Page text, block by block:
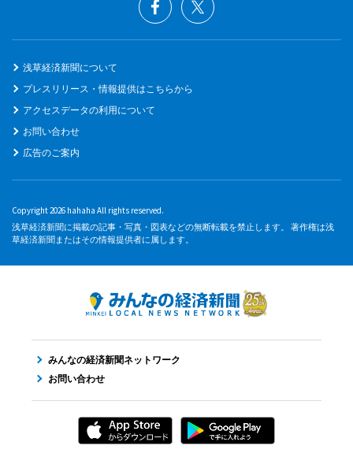
浅草経済新聞について
プレスリリース・情報提供はこちらから
アクセスデータの利用について
お問い合わせ
広告のご案内
Copyright 2026 hahaha All rights reserved.
浅草経済新聞に掲載の記事・写真・図表などの無断転載を禁止します。 著作権は浅
草経済新聞またはその情報提供者に属します。
みんなの経済新聞ネットワーク
お問い合わせ